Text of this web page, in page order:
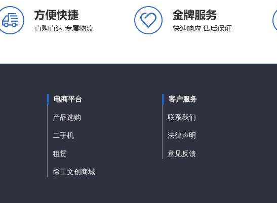
电商平台
产品选购
二手机
租赁
徐工文创商城
客户服务
联系我们
法律声明
意见反馈